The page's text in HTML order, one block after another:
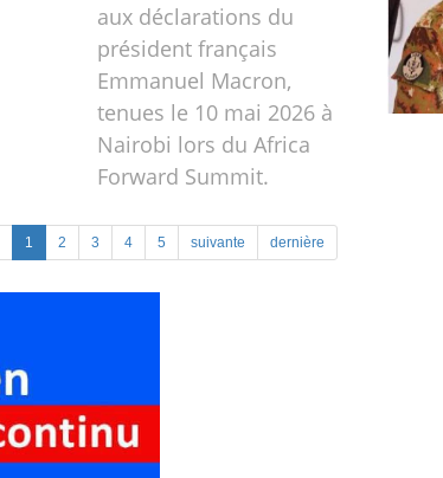
aux déclarations du
président français
Emmanuel Macron,
tenues le 10 mai 2026 à
Nairobi lors du Africa
Forward Summit.
1 2 3 4 5 suivante dernière